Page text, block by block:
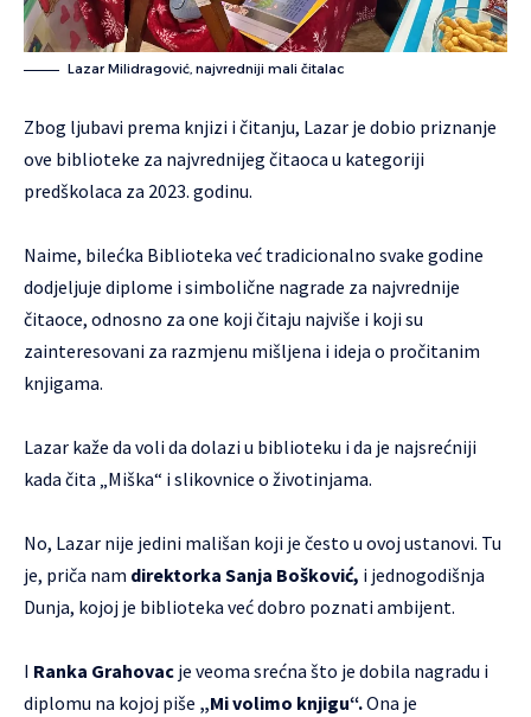
Lazar Milidragović, najvredniji mali čitalac
Zbog ljubavi prema knjizi i čitanju, Lazar je dobio priznanje
ove biblioteke za najvrednijeg čitaoca u kategoriji
predškolaca za 2023. godinu.
Naime, bilećka Biblioteka već tradicionalno svake godine
dodjeljuje diplome i simbolične nagrade za najvrednije
čitaoce, odnosno za one koji čitaju najviše i koji su
zainteresovani za razmjenu mišljena i ideja o pročitanim
knjigama.
Lazar kaže da voli da dolazi u biblioteku i da je najsrećniji
kada čita „Miška“ i slikovnice o životinjama.
No, Lazar nije jedini mališan koji je često u ovoj ustanovi. Tu
je, priča nam direktorka Sanja Bošković, i jednogodišnja
Dunja, kojoj je biblioteka već dobro poznati ambijent.
I Ranka Grahovac je veoma srećna što je dobila nagradu i
diplomu na kojoj piše „Mi volimo knjigu“.Ona je